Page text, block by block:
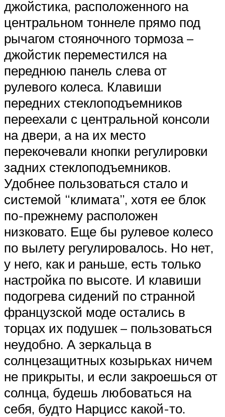
джойстика, расположенного на
центральном тоннеле прямо под
рычагом стояночного тормоза –
джойстик переместился на
переднюю панель слева от
рулевого колеса. Клавиши
передних стеклоподъемников
переехали с центральной консоли
на двери, а на их место
перекочевали кнопки регулировки
задних стеклоподъемников.
Удобнее пользоваться стало и
системой “климата”, хотя ее блок
по-прежнему расположен
низковато. Еще бы рулевое колесо
по вылету регулировалось. Но нет,
у него, как и раньше, есть только
настройка по высоте. И клавиши
подогрева сидений по странной
французской моде остались в
торцах их подушек – пользоваться
неудобно. А зеркальца в
солнцезащитных козырьках ничем
не прикрыты, и если закроешься от
солнца, будешь любоваться на
себя, будто Нарцисс какой-то.